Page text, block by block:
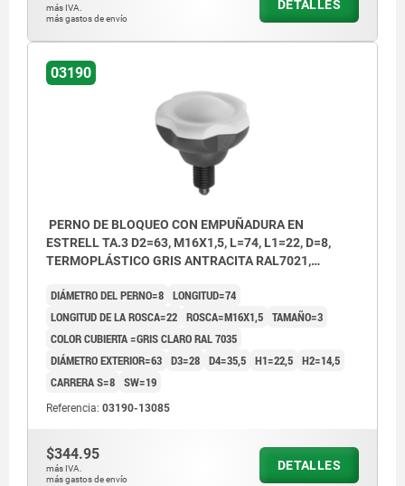
más IVA.
más gastos de envío
DETALLES
03190
PERNO DE BLOQUEO CON EMPUÑADURA EN
ESTRELL TA.3 D2=63, M16X1,5, L=74, L1=22, D=8,
TERMOPLÁSTICO GRIS ANTRACITA RAL7021,
CUBIERTA:GRIS RAL7035
DIÁMETRO DEL PERNO=8 LONGITUD=74
LONGITUD DE LA ROSCA=22 ROSCA=M16X1,5 TAMAÑO=3
COLOR CUBIERTA =GRIS CLARO RAL 7035
DIÁMETRO EXTERIOR=63 D3=28 D4=35,5 H1=22,5 H2=14,5
CARRERA S=8 SW=19
Referencia: 03190-13085
$344.95
más IVA.
más gastos de envío
DETALLES